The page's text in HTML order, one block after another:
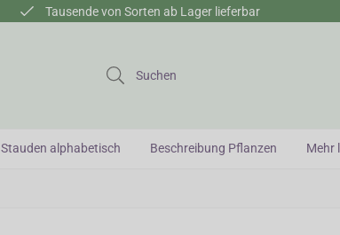
Tausende von Sorten ab Lager lieferbar
Suchen
Stauden alphabetisch Beschreibung Pflanzen Mehr